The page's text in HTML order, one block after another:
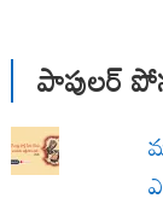
పాపులర్